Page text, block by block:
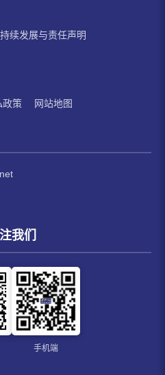
续发展与责任声明
政策 网站地图
我们
手机端